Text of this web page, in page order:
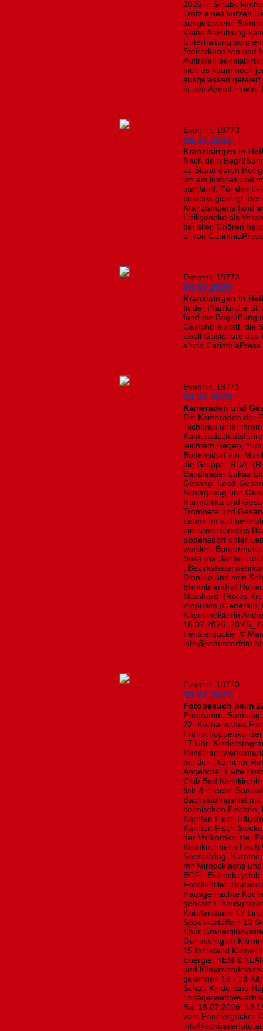
2026 in
Trotz eines kurzen
ausgelassene
kleine Abkühlung
Unterhaltung
Steirerkanonen und
Auftritten
hielt es kaum noch
ausgelassen
in den Abend hinein.
Eventnr. 18773
19.07.2026
Kranzlsingen in
Nach dem
zu Stand durch
wo ein lustiges und
stattfand. Für das
bestens gesorgt. der
Kranzlsingens fand
Heiligenblut als
bei allen Chören
s" von
Eventnr. 18772
19.07.2026
Kranzlsingen in
In der Pfarrkirche St
fand die Begrüßung
Gastchöre statt. die
zwölf Gastchöre aus
s"von CarinthiaPress
Eventnr. 18771
19.07.2026
Kameraden und
Die Kameraden der
Tschöran unter
leichtem Regen,
Bodensdorf ein.
die Gruppe „RUA“
Bandleader Lukas
Gesang, Lead-
Schlagzeug und
Harmonika und
Trompete und
Laune im voll
ein sensationelles
Bodensdorf unter
wurden:
Susanna Santer-
,
Dionisio und sein
Ehrenbrandrat
Mainhard (Rotes
Zippusch (Generali),
Kapellmeisterin
18.07.2026,
Fenstergucker ©
Eventnr. 18770
18.07.2026
Fotobesuch beim
Programm:
22. Kulinarisches
17 Uhr:
mit den „Kärntner
Angebote: 1 Alte
Club Bad
fish & cheese
Bachsaiblingsfilet
heimischen Fischen,
Kärnten Fisch
Kärnten Fisch
der Vollkornkruste,
Kleinkirchheim
Seesaibling,
mit Mirnocklachs
ECF -
Forellenfilet,
Hausgemachte
gebraten,
Kräutersauce 12
Speckkartoffeln 13
Spur
Genussregion
15 Infostand
Energie, KEM &
und
gewinnen 16 - 23
Schau Kinderland
Torjägerwettbewerb
Sa. 18.07.2026,
vom Fenstergucker